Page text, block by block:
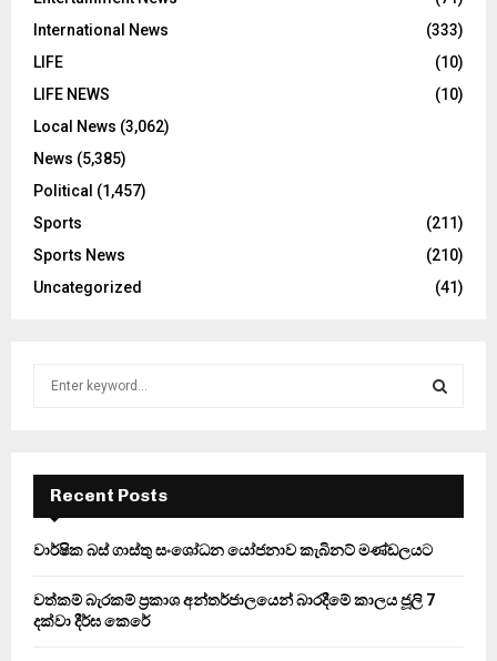
International News
(333)
LIFE
(10)
LIFE NEWS
(10)
Local News (3,062)
News (5,385)
Political (1,457)
Sports
(211)
Sports News
(210)
Uncategorized
(41)
f
r
E
A
Recent Posts
වාර්ෂික බස් ගාස්තු සංශෝධන යෝජනාව කැබිනට් මණ්ඩලයට
වත්කම් බැරකම් ප්‍රකාශ අන්තර්ජාලයෙන් බාරදීමේ කාලය ජූලි 7
දක්වා දීර්ඝ කෙරේ